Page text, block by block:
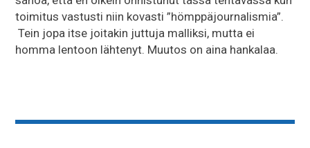
toimitus vastusti niin kovasti ”hömppäjournalismia”.
Tein jopa itse joitakin juttuja malliksi, mutta ei
homma lentoon lähtenyt. Muutos on aina hankalaa.